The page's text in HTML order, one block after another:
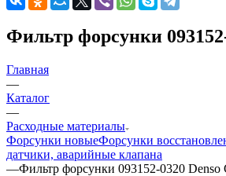
Фильтр форсунки
Главная
—
Каталог
—
Расходные материалы
Форсунки новыеФорсунки
датчики, аварийные клапана
—Фильтр форсунки 093152-0320 Denso